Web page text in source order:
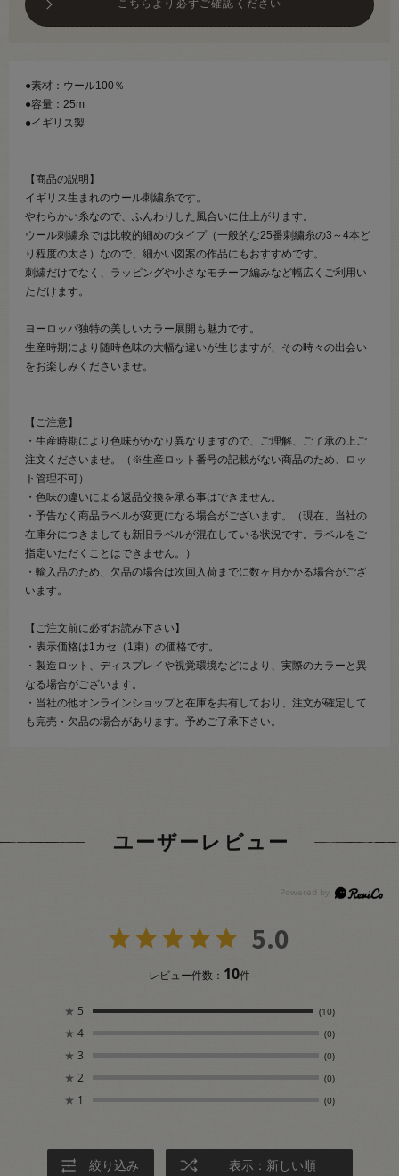
こちらより必ずご確認ください
●素材：ウール100％
●容量：25m
●イギリス製
【商品の説明】
イギリス生まれのウール刺繍糸です。
やわらかい糸なので、ふんわりした風合いに仕上がります。
ウール刺繍糸では比較的細めのタイプ（一般的な25番刺繍糸の3～4本ど
り程度の太さ）なので、細かい図案の作品にもおすすめです。
刺繍だけでなく、ラッピングや小さなモチーフ編みなど幅広くご利用い
ただけます。
ヨーロッパ独特の美しいカラー展開も魅力です。
生産時期により随時色味の大幅な違いが生じますが、その時々の出会い
をお楽しみくださいませ。
【ご注意】
・生産時期により色味がかなり異なりますので、ご理解、ご了承の上ご
注文くださいませ。（※生産ロット番号の記載がない商品のため、ロッ
ト管理不可）
・色味の違いによる返品交換を承る事はできません。
・予告なく商品ラベルが変更になる場合がございます。（現在、当社の
在庫分につきましても新旧ラベルが混在している状況です。ラベルをご
指定いただくことはできません。）
・輸入品のため、欠品の場合は次回入荷までに数ヶ月かかる場合がござ
います。
【ご注文前に必ずお読み下さい】
・表示価格は1カセ（1束）の価格です。
・製造ロット、ディスプレイや視覚環境などにより、実際のカラーと異
なる場合がございます。
・当社の他オンラインショップと在庫を共有しており、注文が確定して
も完売・欠品の場合があります。予めご了承下さい。
ユーザーレビュー
5.0
レビュー件数： 10件
★ 5 (10)
★ 4 (0)
★ 3 (0)
★ 2 (0)
★ 1 (0)
絞り込み 表示：新しい順